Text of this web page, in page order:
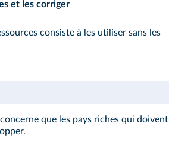
et les corriger
consiste à les utiliser sans les
que les pays riches qui doivent